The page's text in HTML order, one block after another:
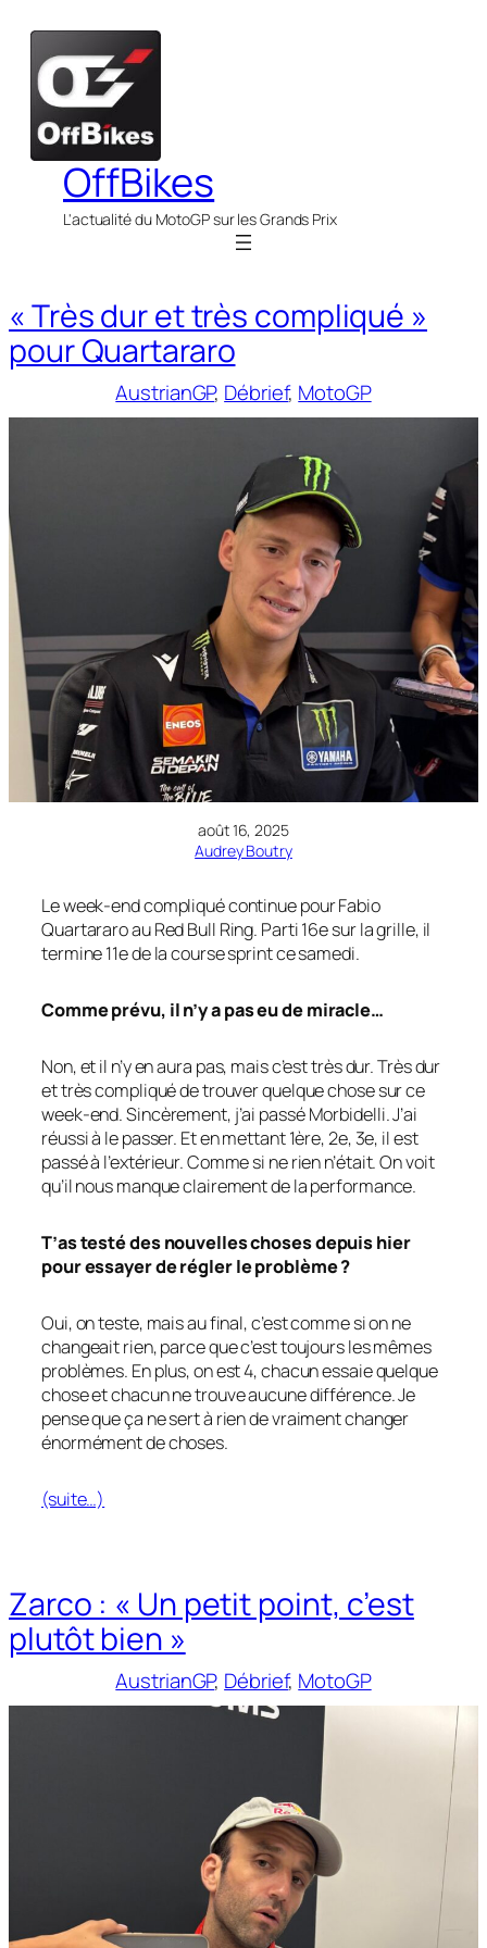
contenu
OffBikes
L'actualité du MotoGP sur les Grands Prix
« Très dur et très compliqué »
pour Quartararo
AustrianGP, Débrief, MotoGP
août 16, 2025
Audrey Boutry
Le week-end compliqué continue pour Fabio
Quartararo au Red Bull Ring. Parti 16e sur la grille, il
termine 11e de la course sprint ce samedi.
Comme prévu, il n’y a pas eu de miracle…
Non, et il n’y en aura pas, mais c’est très dur. Très dur
et très compliqué de trouver quelque chose sur ce
week-end. Sincèrement, j’ai passé Morbidelli. J’ai
réussi à le passer. Et en mettant 1ère, 2e, 3e, il est
passé à l’extérieur. Comme si ne rien n’était. On voit
qu’il nous manque clairement de la performance.
T’as testé des nouvelles choses depuis hier
pour essayer de régler le problème ?
Oui, on teste, mais au final, c’est comme si on ne
changeait rien, parce que c’est toujours les mêmes
problèmes. En plus, on est 4, chacun essaie quelque
chose et chacun ne trouve aucune différence. Je
pense que ça ne sert à rien de vraiment changer
énormément de choses.
(suite…)
Zarco : « Un petit point, c’est
plutôt bien »
AustrianGP, Débrief, MotoGP